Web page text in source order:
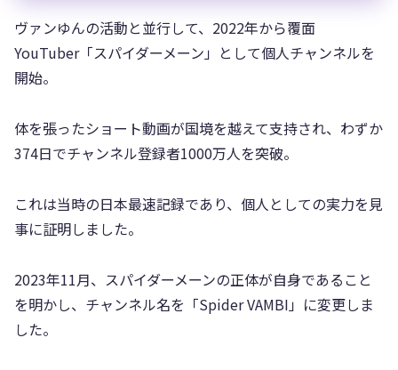
ヴァンゆんの活動と並行して、2022年から覆面
YouTuber「スパイダーメーン」として個人チャンネルを
開始。
体を張ったショート動画が国境を越えて支持され、わずか
374日でチャンネル登録者1000万人を突破。
これは当時の日本最速記録であり、個人としての実力を見
事に証明しました。
2023年11月、スパイダーメーンの正体が自身であること
を明かし、チャンネル名を「Spider VAMBI」に変更しま
した。